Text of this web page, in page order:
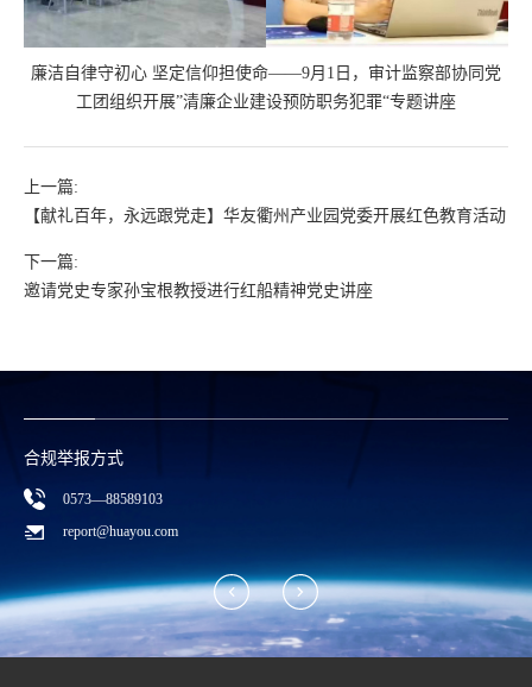
廉洁自律守初心 坚定信仰担使命——9月1日，审计监察部协同党
工团组织开展”清廉企业建设预防职务犯罪“专题讲座
上一篇:
【献礼百年，永远跟党走】华友衢州产业园党委开展红色教育活动
下一篇:
邀请党史专家孙宝根教授进行红船精神党史讲座
合规举报方式
0573—88589103
report@huayou.com